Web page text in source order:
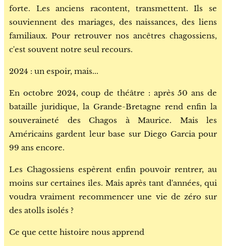
forte. Les anciens racontent, transmettent. Ils se
souviennent des mariages, des naissances, des liens
familiaux. Pour retrouver nos ancêtres chagossiens,
c'est souvent notre seul recours.
2024 : un espoir, mais...
En octobre 2024, coup de théâtre : après 50 ans de
bataille juridique, la Grande-Bretagne rend enfin la
souveraineté des Chagos à Maurice. Mais les
Américains gardent leur base sur Diego Garcia pour
99 ans encore.
Les Chagossiens espèrent enfin pouvoir rentrer, au
moins sur certaines îles. Mais après tant d'années, qui
voudra vraiment recommencer une vie de zéro sur
des atolls isolés ?
Ce que cette histoire nous apprend